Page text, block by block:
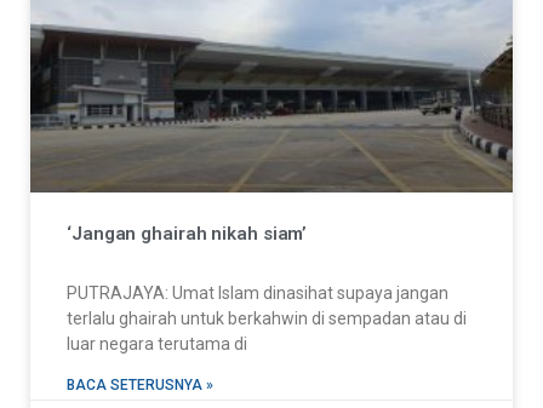
‘Jangan ghairah nikah siam’
PUTRAJAYA: Umat Islam dinasihat supaya jangan
terlalu ghairah untuk berkahwin di sempadan atau di
luar negara terutama di
BACA SETERUSNYA »